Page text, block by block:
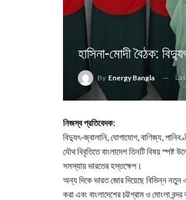
হাসিনা-মোদী বৈঠক:
By Energy Bangla
নিজস্ব প্রতিবেদক:
বিদ্যুৎ-জ্বালানি, যোগাযোগ, বাণিজ্য,
যৌথ বিবৃতিতে বাংলাদেশ তিনটি বিষয়
সমস্যায় ভারতের হস্তক্ষেপ।
অন্য দিকে ভারত জোর দিয়েছে বিভিন্ন নতুন
করা এবং বাংলাদেশের চট্টগ্রাম ও মোংলা